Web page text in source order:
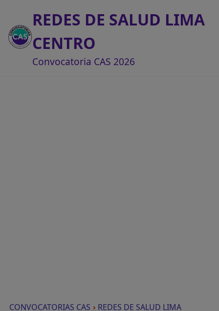
REDES DE SALUD LIMA
CENTRO
Convocatoria CAS 2026
CONVOCATORIAS CAS › REDES DE SALUD LIMA